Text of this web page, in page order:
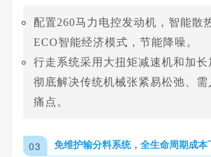
配置260马力电控发动机，智能散
ECO智能经济模式，节能降噪。
行走系统采用大扭矩减速机和加长
彻底解决传统机械张紧易松弛、需
痛点。
03 免维护输分料系统，全生命周期成本